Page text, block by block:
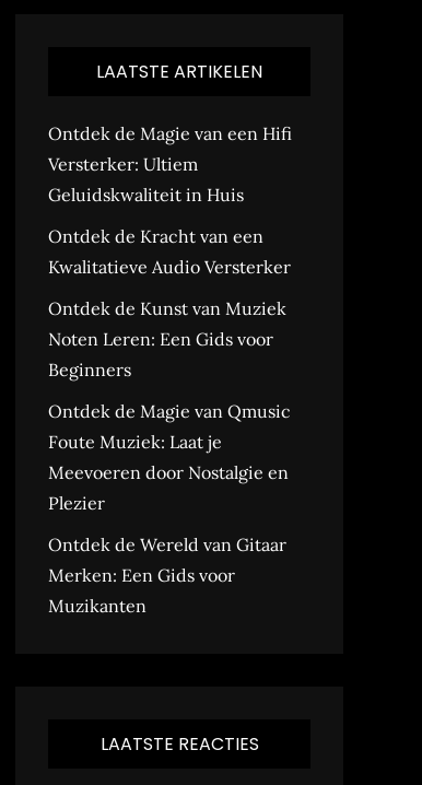
LAATSTE ARTIKELEN
Ontdek de Magie van een Hifi
Versterker: Ultiem
Geluidskwaliteit in Huis
Ontdek de Kracht van een
Kwalitatieve Audio Versterker
Ontdek de Kunst van Muziek
Noten Leren: Een Gids voor
Beginners
Ontdek de Magie van Qmusic
Foute Muziek: Laat je
Meevoeren door Nostalgie en
Plezier
Ontdek de Wereld van Gitaar
Merken: Een Gids voor
Muzikanten
LAATSTE REACTIES